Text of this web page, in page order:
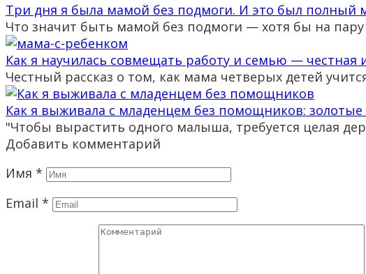
Три дня я была мамой без подмоги. И это был полный
Что значит быть мамой без подмоги — хотя бы на пару
Как я научилась совмещать работу и семью — честная
Честный рассказ о том, как мама четверых детей
Как я выживала с младенцем без помощников:
"Чтобы вырастить одного малыша, требуется целая
Добавить комментарий
Имя *
Email *